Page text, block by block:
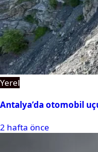
Yerel
Antalya’da otomobil
2 hafta önce